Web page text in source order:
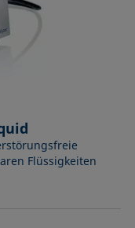
Flüssigkeiten